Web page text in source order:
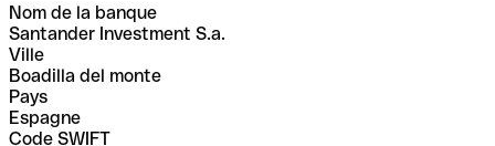
Nom de la banque
Santander Investment S.a.
Ville
Boadilla del monte
Pays
Espagne
Code SWIFT